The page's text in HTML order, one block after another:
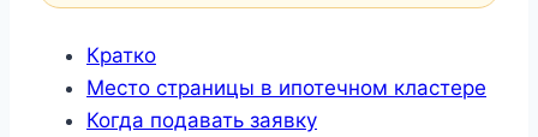
Кратко
Место страницы в ипотечном кластере
Когда подавать заявку